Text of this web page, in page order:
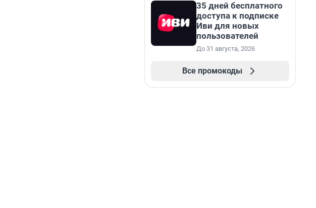
35 дней бесплатного
доступа к подписке
Иви для новых
пользователей
До 31 августа, 2026
Все промокоды